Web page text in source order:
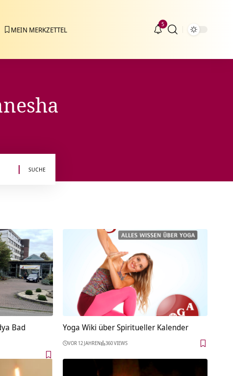
MEIN MERKZETTEL
5
Bad
Yoga Wiki über Spiritueller Kalender
VOR 12 JAHREN 360 VIEWS